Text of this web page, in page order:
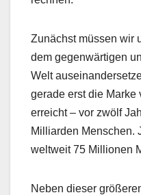
Zunächst müssen wir
dem gegenwärtigen
Welt
gerade erst die Marke
erreicht – vor zwölf
Milliarden Menschen.
weltweit 75 Millionen
Neben dieser